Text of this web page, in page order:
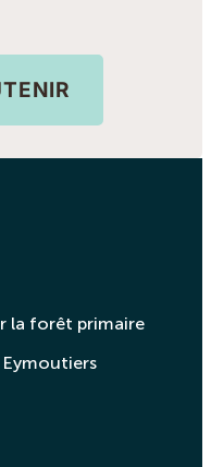
la forêt primaire
Eymoutiers